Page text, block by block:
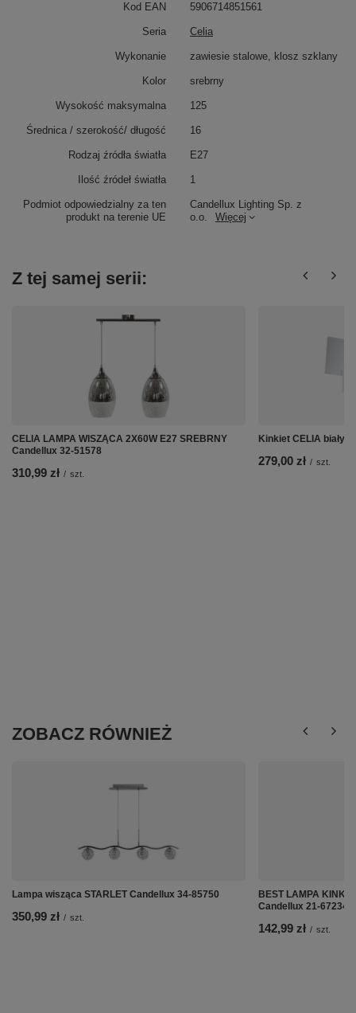
Podmiot odpowiedzialny za ten
produkt na terenie UE
Candellux Lighting Sp. z
o.o.
Więcej
Kod EAN 5906714851561
Seria Celia
Wykonanie zawiesie stalowe, klosz szklany
Kolor srebrny
Wysokość maksymalna 125
Średnica / szerokość/ długość 16
Rodzaj źródła światła E27
Ilość źródeł światła 1
Z tej samej serii:
CELIA LAMPA WISZĄCA 2X60W E27 SREBRNY
Candellux 32-51578
310,99 zł / szt.
Kinkiet CELIA biały
279,00 zł / szt.
ZOBACZ RÓWNIEŻ
Lampa wisząca STARLET Candellux 34-85750
350,99 zł / szt.
BEST LAMPA
Candellux 21-67234
142,99 zł / szt.